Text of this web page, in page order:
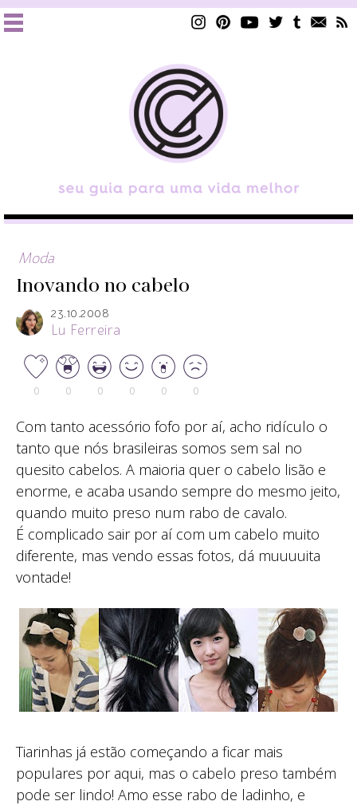
Moda
Inovando no cabelo
23.10.2008
Lu Ferreira
0 0 0 0 0 0
Com tanto acessório fofo por aí, acho ridículo o
tanto que nós brasileiras somos sem sal no
quesito cabelos. A maioria quer o cabelo lisão e
enorme, e acaba usando sempre do mesmo jeito,
quando muito preso num rabo de cavalo.
É complicado sair por aí com um cabelo muito
diferente, mas vendo essas fotos, dá muuuuita
vontade!
Tiarinhas já estão começando a ficar mais
populares por aqui, mas o cabelo preso também
pode ser lindo! Amo esse rabo de ladinho, e